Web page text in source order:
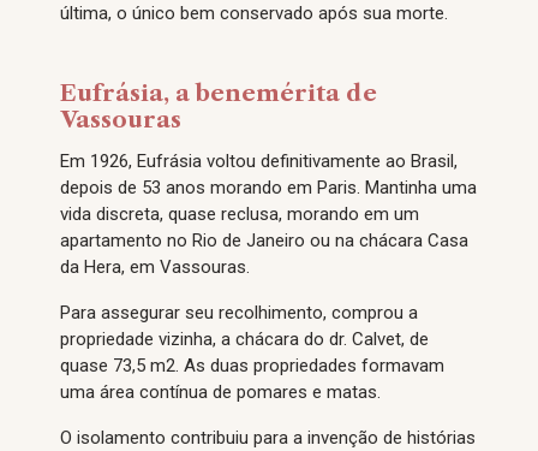
última, o único bem conservado após sua morte.
Eufrásia, a benemérita de
Vassouras
Em 1926, Eufrásia voltou definitivamente ao Brasil,
depois de 53 anos morando em Paris. Mantinha uma
vida discreta, quase reclusa, morando em um
apartamento no Rio de Janeiro ou na chácara Casa
da Hera, em Vassouras.
Para assegurar seu recolhimento, comprou a
propriedade vizinha, a chácara do dr. Calvet, de
quase 73,5 m2. As duas propriedades formavam
uma área contínua de pomares e matas.
O isolamento contribuiu para a invenção de histórias